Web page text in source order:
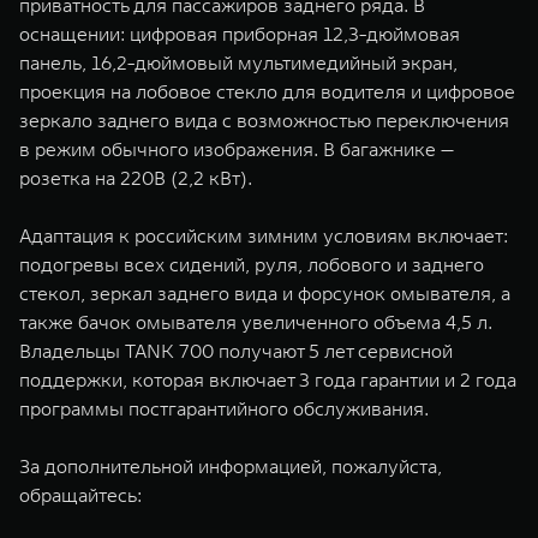
приватность для пассажиров заднего ряда. В
оснащении: цифровая приборная 12,3-дюймовая
панель, 16,2-дюймовый мультимедийный экран,
проекция на лобовое стекло для водителя и цифровое
зеркало заднего вида с возможностью переключения
в режим обычного изображения. В багажнике —
розетка на 220В (2,2 кВт).
Адаптация к российским зимним условиям включает:
подогревы всех сидений, руля, лобового и заднего
стекол, зеркал заднего вида и форсунок омывателя, а
также бачок омывателя увеличенного объема 4,5 л.
Владельцы TANK 700 получают 5 лет сервисной
поддержки, которая включает 3 года гарантии и 2 года
программы постгарантийного обслуживания.
За дополнительной информацией, пожалуйста,
обращайтесь: